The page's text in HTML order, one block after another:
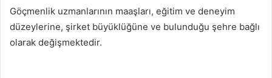
Göçmenlik uzmanlarının maaşları, eğitim ve deneyim
düzeylerine, şirket büyüklüğüne ve bulunduğu şehre bağlı
olarak değişmektedir.